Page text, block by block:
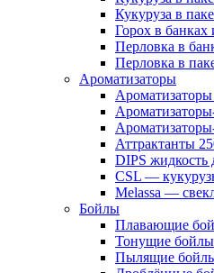
Кукуруза в
Горох в банках
Перловка в
Перловка в
Ароматизаторы
Ароматизаторы
Аттрактанты
DIPS жидкость
CSL —
Melassa —
Бойлы
Плавающие
Тонущие бойлы
Пылящие